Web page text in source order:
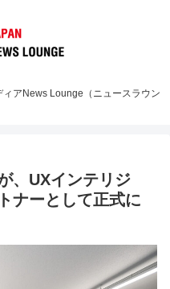
アNews Lounge（ニュースラウン
、UXインテリジ
ナーとして正式に